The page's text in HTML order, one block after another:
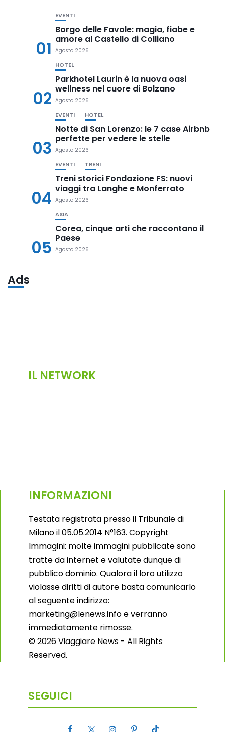
01
EVENTI
Borgo delle Favole: magia, fiabe e
amore al Castello di Colliano
Agosto 2026
02
HOTEL
Parkhotel Laurin è la nuova oasi
wellness nel cuore di Bolzano
Agosto 2026
03
EVENTI HOTEL
Notte di San Lorenzo: le 7 case Airbnb
perfette per vedere le stelle
Agosto 2026
04
EVENTI TRENI
Treni storici Fondazione FS: nuovi
viaggi tra Langhe e Monferrato
Agosto 2026
05
ASIA
Corea, cinque arti che raccontano il
Paese
Agosto 2026
Ads
IL NETWORK
INFORMAZIONI
Testata registrata presso il Tribunale di
Milano il 05.05.2014 N°163. Copyright
Immagini: molte immagini pubblicate sono
tratte da internet e valutate dunque di
pubblico dominio. Qualora il loro utilizzo
violasse diritti di autore basta comunicarlo
al seguente indirizzo:
marketing@lenews.info e verranno
immediatamente rimosse.
© 2026 Viaggiare News - All Rights
Reserved.
SEGUICI